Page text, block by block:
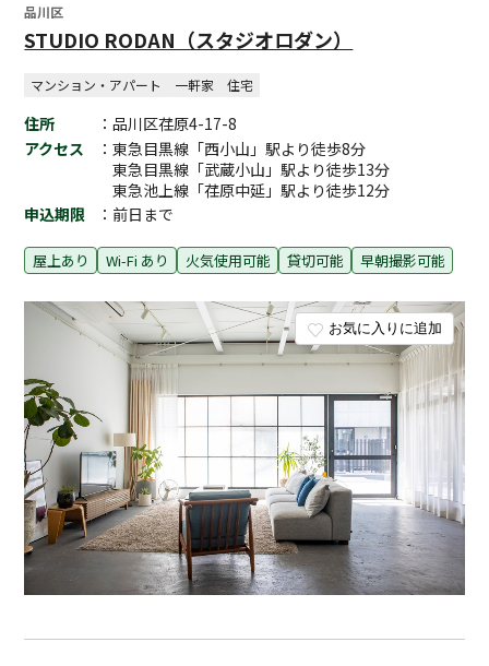
お気に入りに追加
品川区
STUDIO RODAN（スタジオロダン）
マンション・アパート 一軒家 住宅
住所
：品川区荏原4-17-8
アクセス
：東急目黒線「西小山」駅より徒歩8分
東急目黒線「武蔵小山」駅より徒歩13分
東急池上線「荏原中延」駅より徒歩12分
申込期限
：前日まで
屋上あり Wi-Fi あり 火気使用可能 貸切可能 早朝撮影可能